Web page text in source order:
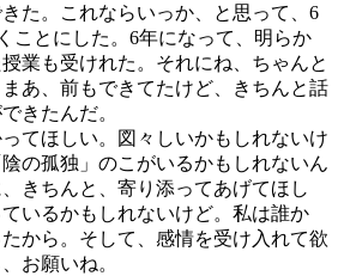
た。これならいっか、と思って、6
ことにした。6年になって、明らか
業も受けれた。それにね、ちゃんと
あ、前もできてたけど、きちんと話
きたんだ。
てほしい。図々しいかもしれないけ
の孤独」のこがいるかもしれないん
きちんと、寄り添ってあげてほし
いるかもしれないけど。私は誰か
から。そして、感情を受け入れて欲
お願いね。